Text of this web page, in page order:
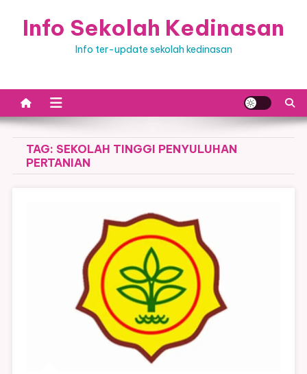
Info Sekolah Kedinasan
Info ter-update sekolah kedinasan
TAG: SEKOLAH TINGGI PENYULUHAN
PERTANIAN